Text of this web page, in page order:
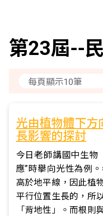
第23屆--
光由植物體下方
長影響的探討
今日老師講國中生物
應”時擧向光性為例
高於地平線，因此植
平行位置生長的，所
「背地性」。而根則